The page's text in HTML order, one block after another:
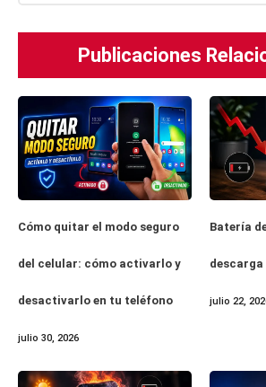
Publicaciones
Cómo quitar el modo seguro
del celular: cómo activarlo y
desactivarlo en tu teléfono
julio 30, 2026
Batería
julio 22,